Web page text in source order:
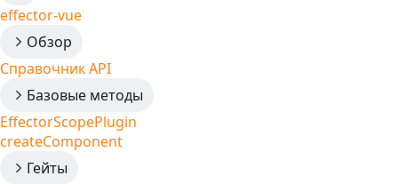
effector-vue
Обзор
Справочник API
Базовые методы
EffectorScopePlugin
createComponent
Гейты